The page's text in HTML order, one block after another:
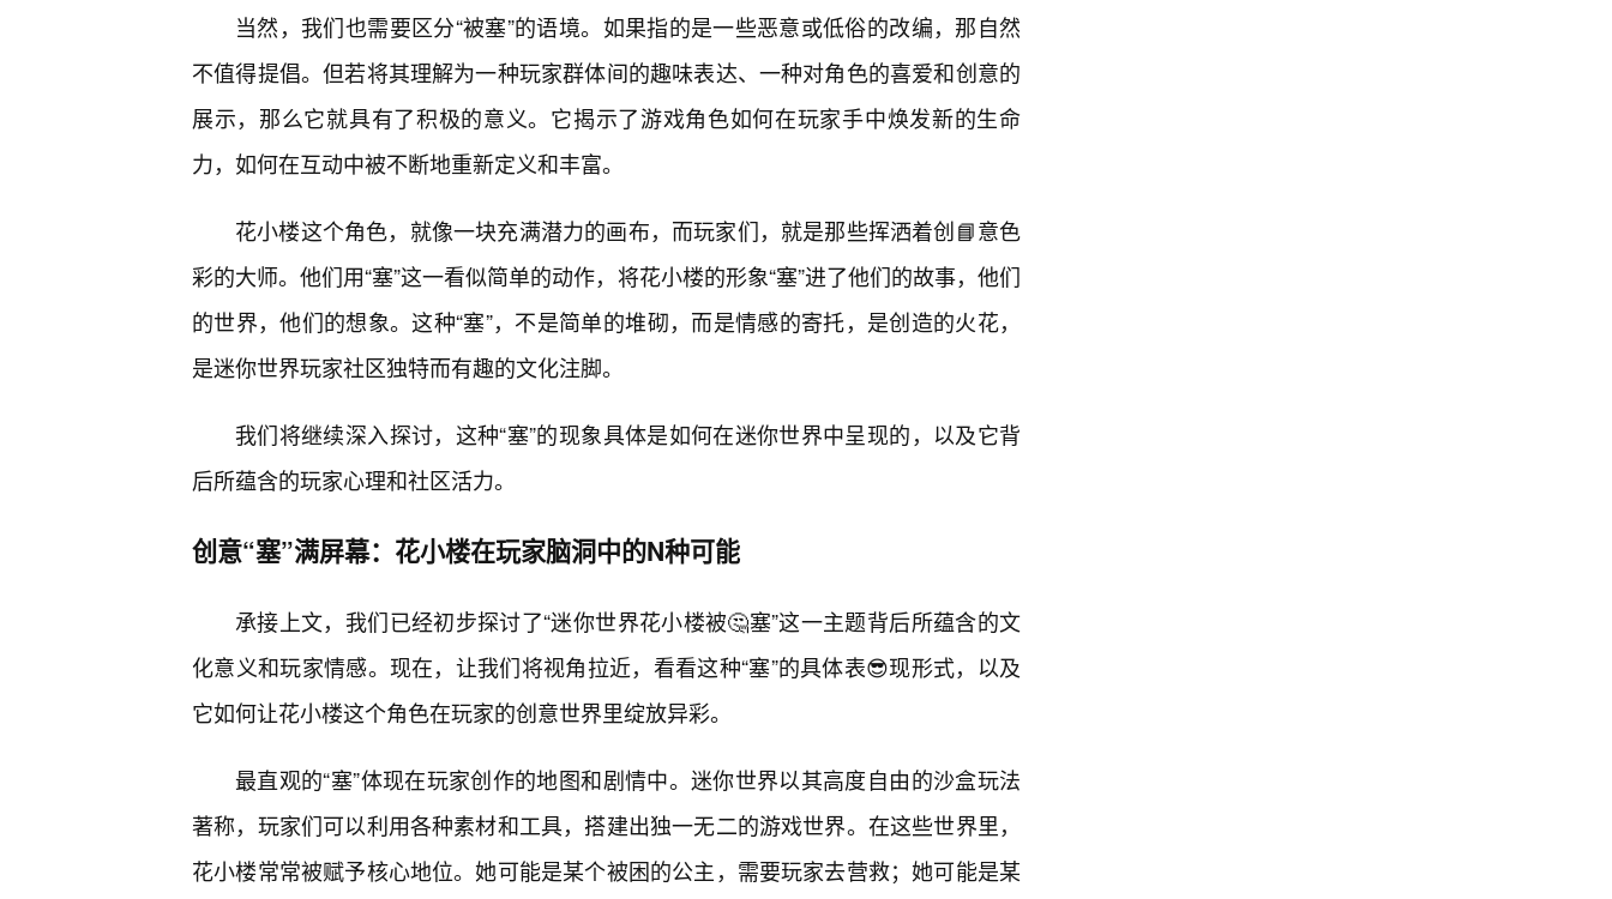
当然，我们也需要区分“被塞”的语境。如果指的是一些恶意或低俗的改编，那自然
不值得提倡。但若将其理解为一种玩家群体间的趣味表达、一种对角色的喜爱和创意的
展示，那么它就具有了积极的意义。它揭示了游戏角色如何在玩家手中焕发新的生命
力，如何在互动中被不断地重新定义和丰富。
花小楼这个角色，就像一块充满潜力的画布，而玩家们，就是那些挥洒着创📘意色
彩的大师。他们用“塞”这一看似简单的动作，将花小楼的形象“塞”进了他们的故事，他们
的世界，他们的想象。这种“塞”，不是简单的堆砌，而是情感的寄托，是创造的火花，
是迷你世界玩家社区独特而有趣的文化注脚。
我们将继续深入探讨，这种“塞”的现象具体是如何在迷你世界中呈现的，以及它背
后所蕴含的玩家心理和社区活力。
创意“塞”满屏幕：花小楼在玩家脑洞中的N种可能
承接上文，我们已经初步探讨了“迷你世界花小楼被🤔塞”这一主题背后所蕴含的文
化意义和玩家情感。现在，让我们将视角拉近，看看这种“塞”的具体表😎现形式，以及
它如何让花小楼这个角色在玩家的创意世界里绽放异彩。
最直观的“塞”体现在玩家创作的地图和剧情中。迷你世界以其高度自由的沙盒玩法
著称，玩家们可以利用各种素材和工具，搭建出独一无二的游戏世界。在这些世界里，
花小楼常常被赋予核心地位。她可能是某个被困的公主，需要玩家去营救；她可能是某